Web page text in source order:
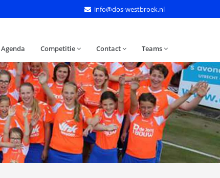
info@dos-westbroek.nl
Agenda Competitie Contact Teams